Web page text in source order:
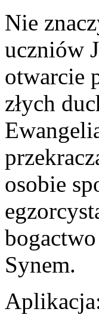
Nie
uczniów
otwarcie
złych
osobie
Synem.